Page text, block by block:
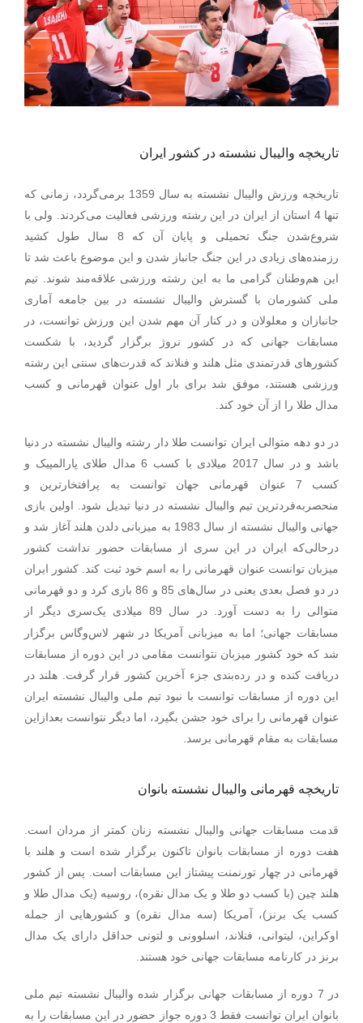
تاریخچه والیبال نشسته در کشور ایران
تاریخچه ورزش والیبال نشسته به سال 1359 برمی‌گردد، زمانی که
تنها 4 استان از ایران در این رشته ورزشی فعالیت می‌کردند. ولی با
شروع‌شدن جنگ تحمیلی و پایان آن که 8 سال طول کشید
رزمنده‌های زیادی در این جنگ جانباز شدن و این موضوع باعث شد تا
این هم‌وطنان گرامی ما به این رشته ورزشی علاقه‌مند شوند. تیم
ملی کشورمان با گسترش والیبال نشسته در بین جامعه آماری
جانبازان و معلولان و در کنار آن مهم شدن این ورزش توانست، در
مسابقات جهانی که در کشور نروژ برگزار گردید، با شکست
کشورهای قدرتمندی مثل هلند و فنلاند که قدرت‌های سنتی این رشته
ورزشی هستند، موفق شد برای بار اول عنوان قهرمانی و کسب
مدال طلا را از آن خود کند.
در دو دهه متوالی ایران توانست طلا دار رشته والیبال نشسته در دنیا
باشد و در سال 2017 میلادی با کسب 6 مدال طلای پارالمپیک و
کسب 7 عنوان قهرمانی جهان توانست به پرافتخارترین و
منحصربه‌فردترین تیم والیبال نشسته در دنیا تبدیل شود. اولین بازی
جهانی والیبال نشسته از سال 1983 به میزبانی دلدن هلند آغاز شد و
درحالی‌که ایران در این سری از مسابقات حضور نداشت کشور
میزبان توانست عنوان قهرمانی را به اسم خود ثبت کند. کشور ایران
در دو فصل بعدی یعنی در سال‌های 85 و 86 بازی کرد و دو قهرمانی
متوالی را به دست آورد.
در سال 89 میلادی یک‌سری دیگر از
مسابقات جهانی؛ اما به میزبانی آمریکا در شهر لاس‌وگاس برگزار
شد که خود کشور میزبان نتوانست مقامی در این دوره از مسابقات
دریافت کنده و در رده‌بندی جزء آخرین کشور قرار گرفت. هلند در
این دوره از مسابقات توانست با نبود تیم ملی والیبال نشسته ایران
عنوان قهرمانی را برای خود جشن بگیرد، اما دیگر نتوانست بعدازاین
مسابقات به مقام قهرمانی برسد.
تاریخچه قهرمانی والیبال نشسته بانوان
قدمت مسابقات جهانی والیبال نشسته زنان کمتر از مردان است.
هفت دوره از مسابقات بانوان تاکنون برگزار شده است و هلند با
قهرمانی در چهار تورنمنت پیشتاز این مسابقات است. پس از کشور
هلند چین (با کسب دو طلا و یک مدال نقره)، روسیه (یک مدال طلا و
کسب یک برنز)، آمریکا (سه مدال نقره) و کشورهایی از جمله
اوکراین، لیتوانی، فنلاند، اسلوونی و لتونی حداقل دارای یک مدال
برنز در کارنامه مسابقات جهانی خود هستند.
در 7 دوره از مسابقات جهانی برگزار شده والیبال نشسته تیم ملی
بانوان ایران توانست فقط 3 دوره جواز حضور در این مسابقات را به